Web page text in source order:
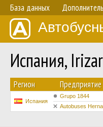
База данных
Испания,
Регион Предприятие
Испания
Grupo 1844
Autobuses